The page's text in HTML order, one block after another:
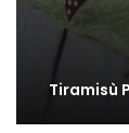
Tiramisù